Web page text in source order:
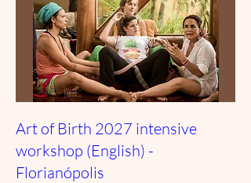
Art of Birth 2027 intensive
workshop (English) -
Florianópolis